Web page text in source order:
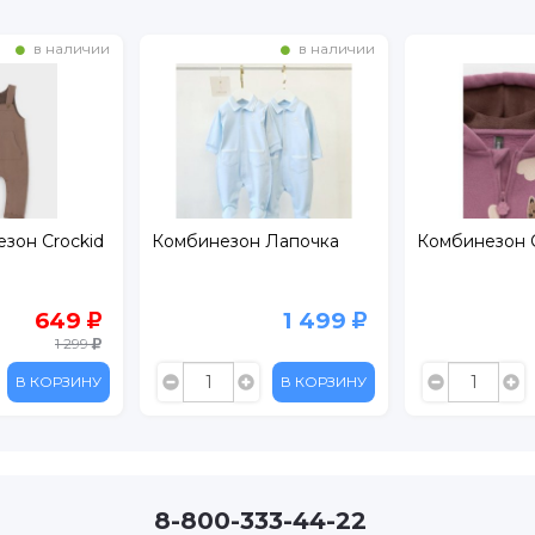
в наличии
Crockid
649
1 299
В КОРЗИНУ
в наличии
Комбинезон Лапочка
1 499
В КОРЗИНУ
Комбинезон
8-800-333-44-22